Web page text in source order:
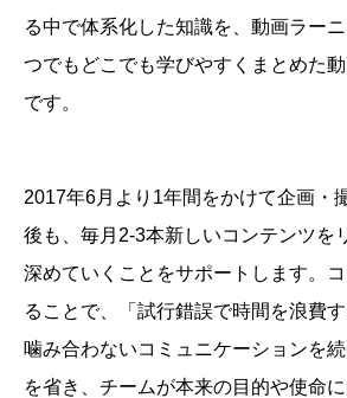
る中で体系化した知識を、動画ラー
つでもどこでも学びやすくまとめた
です。
2017年6月より1年間をかけて企画・
後も、毎月2-3本新しいコンテンツを
深めていくことをサポートします。
ることで、「試行錯誤で時間を浪費
噛み合わないコミュニケーションを
を省き、チームが本来の目的や使命